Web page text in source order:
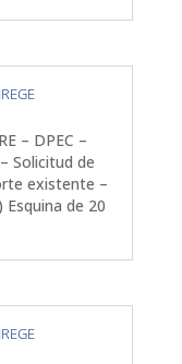
– DPEC –
– Solicitud de
existente –
de 20